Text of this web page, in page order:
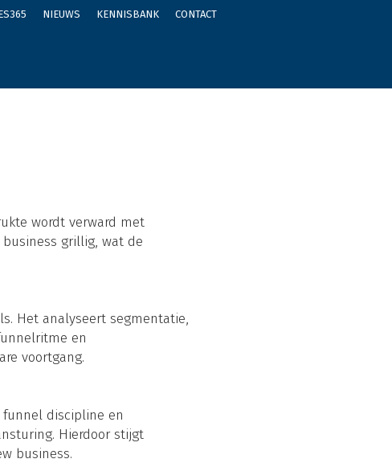
NIEUWS KENNISBANK CONTACT
wordt verward met
grillig, wat de
Het analyseert segmentatie,
en
voortgang.
discipline en
Hierdoor stijgt
business.